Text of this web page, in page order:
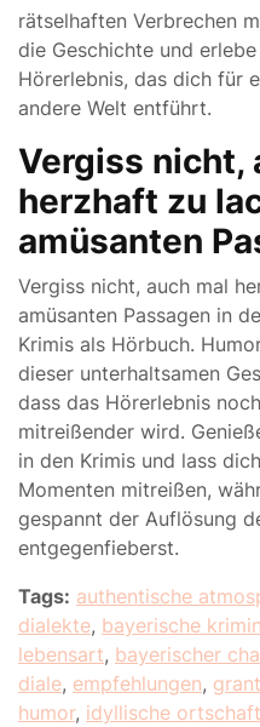
rätselhaften Verbrechen
die Geschichte und
Hörerlebnis, das dich für
andere Welt entführt.
Vergiss nicht,
herzhaft zu
amüsanten
Vergiss nicht, auch mal
amüsanten Passagen in
Krimis als Hörbuch.
dieser unterhaltsamen
dass das Hörerlebnis
mitreißender wird.
in den Krimis und lass
Momenten mitreißen,
gespannt der Auflösung
entgegenfieberst.
Tags: authentische
dialekte, bayerische
lebensart, bayerischer
diale, empfehlungen,
humor, idyllische